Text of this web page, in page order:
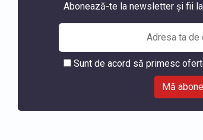
Abonează-te la newsletter și fii
Sunt de acord să primesc
Mă